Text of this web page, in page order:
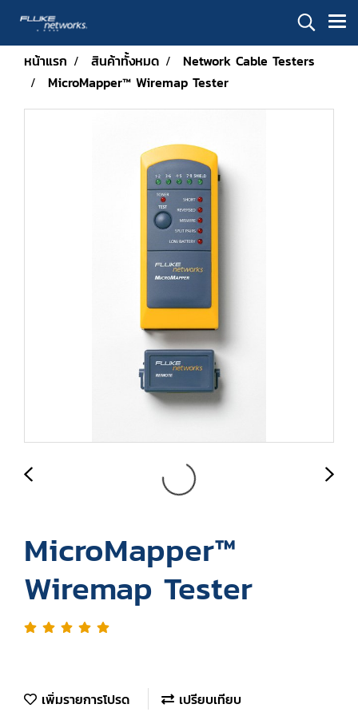
หน้าแรก สินค้าทั้งหมด
Network Cable Testers
MicroMapper™ Wiremap Tester
MicroMapper™
Wiremap Tester
เพิ่มรายการโปรด เปรียบเทียบ